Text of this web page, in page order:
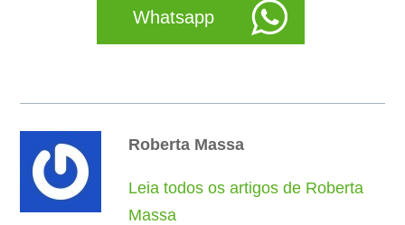
Whatsapp
Roberta Massa
Leia todos os artigos de Roberta
Massa